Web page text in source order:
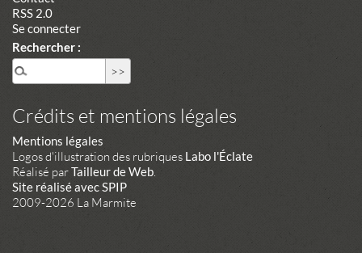
RSS 2.0
Se connecter
Rechercher :
Crédits et mentions légales
Mentions légales
Logos d'illustration des rubriques Labo l'Éclate
Réalisé parTailleur de Web.
Site réalisé avec SPIP
2009-2026 La Marmite